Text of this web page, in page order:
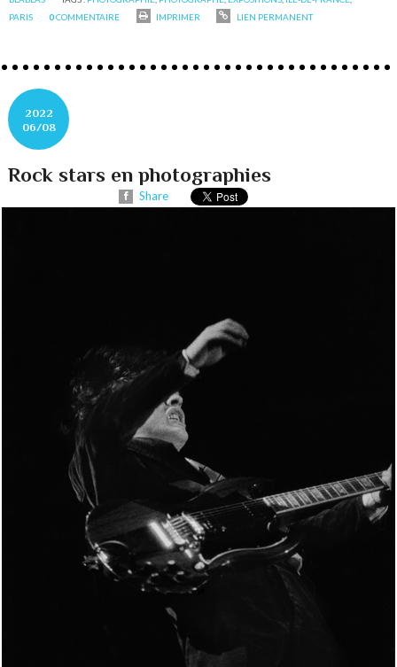
PARIS
0COMMENTAIRE IMPRIMER LIEN PERMANENT
2022
06/08
Rock stars en photographies
Share